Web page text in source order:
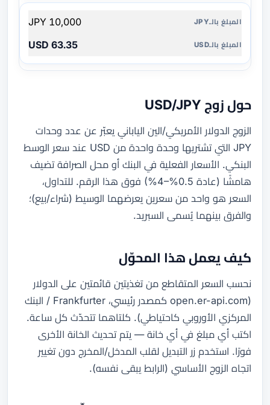
10,000 JPY
63.35 USD
حول زوج USD/JPY
الزوج الدولار الأمريكي/الين الياباني يعبّر عن عدد وحدات
JPY التي تشتريها وحدة واحدة من USD عند سعر الوسط
البنكي. الأسعار الفعلية في البنك أو محل الصرافة تضيف
هامشًا (عادة 0.5%–4%) فوق هذا الرقم. للتداول،
السعر هو واحد من سعرين يعرضهما الوسيط (شراء/بيع)؛
والفرق بينهما يُسمى السبريد.
كيف يعمل هذا المحوّل
نحسب السعر المتقاطع من تغذيتين قائمتين على الدولار
(open.er-api.com كمصدر رئيسي، Frankfurter / البنك
المركزي الأوروبي كاحتياطي). كلتاهما تتحدّث كل ساعة.
اكتب أي مبلغ في أي خانة — يتم تحديث الخانة الأخرى
فورًا. استخدم زر التبديل لقلب المدخل/المخرج دون تغيير
اتجاه الزوج الأساسي (الرابط يبقى نفسه).